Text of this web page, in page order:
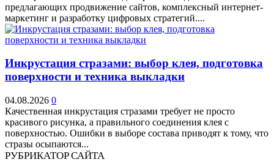
предлагающих продвижение сайтов, комплексный интернет-
маркетинг и разработку цифровых стратегий....
Инкрустация стразами: выбор клея, подготовка
поверхности и техника выкладки
04.08.2026 0
Качественная инкрустация стразами требует не просто
красивого рисунка, а правильного соединения клея с
поверхностью. Ошибки в выборе состава приводят к тому, что
стразы осыпаются...
РУБРИКАТОР САЙТА